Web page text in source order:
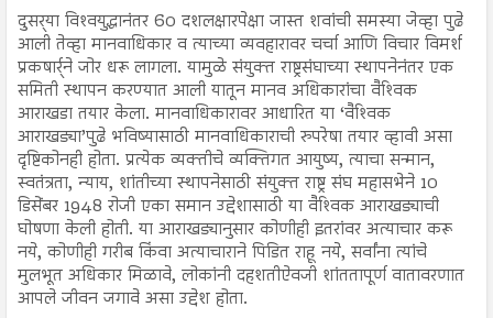
दुसर्‍या विश्‍वयुद्धानंतर 60 दशलक्षारपेक्षा जास्त शवांची समस्या जेव्हा पुढे
आली तेव्हा मानवाधिकार व त्याच्या व्यवहारावर चर्चा आणि विचार विमर्श
प्रकषार्र्ने जोर धरू लागला. यामुळे संयुक्त राष्ट्रसंघाच्या स्थापनेनंतर एक
समिती स्थापन करण्यात आली यातून मानव अधिकारांचा वैश्‍विक
आराखडा तयार केला. मानवाधिकारावर आधारित या ‘वैश्‍विक
आराखड्या’पुढे भविष्यासाठी मानवाधिकाराची रुपरेषा तयार व्हावी असा
दृष्टिकोनही होता. प्रत्येक व्यक्तीचे व्यक्तिगत आयुष्य, त्याचा सन्मान,
स्वतंत्रता, न्याय, शांतीच्या स्थापनेसाठी संयुक्त राष्ट्र संघ महासभेने 10
डिसेंबर 1948 रोजी एका समान उद्देशासाठी या वैश्‍विक आराखड्याची
घोषणा केली होती. या आराखड्यानुसार कोणीही इतरांवर अत्याचार करू
नये, कोणीही गरीब किंवा अत्याचाराने पिडित राहू नये, सर्वांना त्यांचे
मुलभूत अधिकार मिळावे, लोकांनी दहशतीऐवजी शांततापूर्ण वातावरणात
आपले जीवन जगावे असा उद्देश होता.